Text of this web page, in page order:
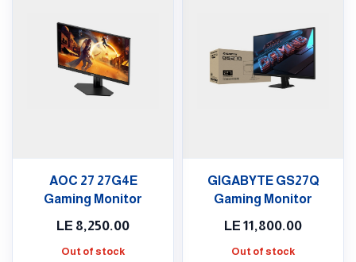
GIGABYTE GS27Q
Gaming Monitor
LE 11,800.00
Out of stock
AOC 27 27G4E
Gaming Monitor
LE 8,250.00
Out of stock